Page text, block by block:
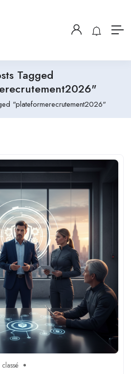
Tagged
"plateformerecrutement2026"